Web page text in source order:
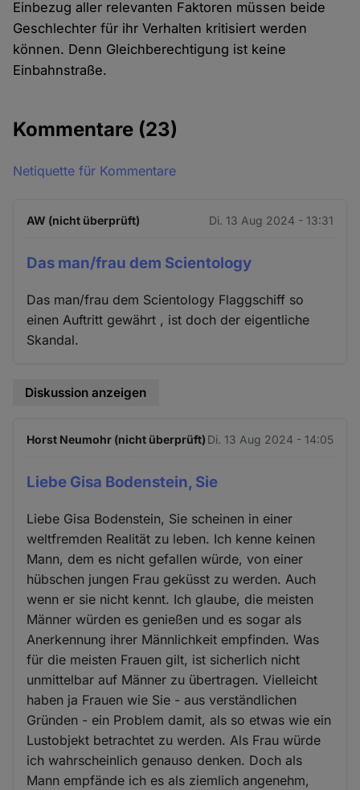
Einbezug aller relevanten Faktoren müssen beide
Geschlechter für ihr Verhalten kritisiert werden
können. Denn Gleichberechtigung ist keine
Einbahnstraße.
Kommentare (23)
Netiquette für Kommentare
AW (nicht überprüft) Di. 13 Aug 2024 - 13:31
Das man/frau dem Scientology
Das man/frau dem Scientology Flaggschiff so
einen Auftritt gewährt , ist doch der eigentliche
Skandal.
Diskussion anzeigen
Horst Neumohr (nicht überprüft) Di. 13 Aug 2024 - 14:05
Liebe Gisa Bodenstein, Sie
Liebe Gisa Bodenstein, Sie scheinen in einer
weltfremden Realität zu leben. Ich kenne keinen
Mann, dem es nicht gefallen würde, von einer
hübschen jungen Frau geküsst zu werden. Auch
wenn er sie nicht kennt. Ich glaube, die meisten
Männer würden es genießen und es sogar als
Anerkennung ihrer Männlichkeit empfinden. Was
für die meisten Frauen gilt, ist sicherlich nicht
unmittelbar auf Männer zu übertragen. Vielleicht
haben ja Frauen wie Sie - aus verständlichen
Gründen - ein Problem damit, als so etwas wie ein
Lustobjekt betrachtet zu werden. Als Frau würde
ich wahrscheinlich genauso denken. Doch als
Mann empfände ich es als ziemlich angenehm,